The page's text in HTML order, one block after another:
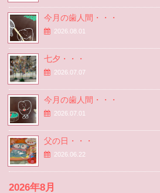
今月の歯人間・・・
2026.08.01
七夕・・・
2026.07.07
今月の歯人間・・・
2026.07.01
父の日・・・
2026.06.22
2026年8月